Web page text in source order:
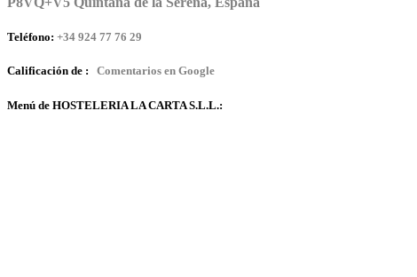
Teléfono: +34 924 77 76 29
Calificación de : Comentarios en Google
Menú de HOSTELERIA LA CARTA S.L.L.: